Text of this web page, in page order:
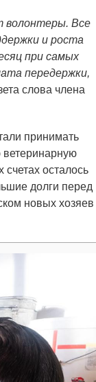
волонтеры. Все
и роста
при самых
передержки,
слова члена
принимать
ветеринарную
осталось
долги перед
новых хозяев